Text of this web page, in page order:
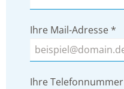
Ihre Mail-Adresse*
Ihre Telefonnummer